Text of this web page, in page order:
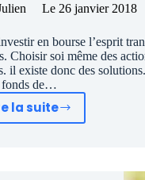
Le 26 janvier 2018
en bourse l’esprit
Choisir soi même des
il existe donc des
fonds de…
la suite
Dividendes: